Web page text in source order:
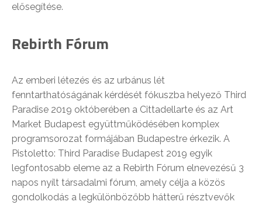
elősegítése.
Rebirth Fórum
Az emberi létezés és az urbánus lét
fenntarthatóságának kérdését fókuszba helyező Third
Paradise 2019 októberében a Cittadellarte és az Art
Market Budapest együttműködésében komplex
programsorozat formájában Budapestre érkezik. A
Pistoletto: Third Paradise Budapest 2019 egyik
legfontosabb eleme az a Rebirth Fórum elnevezésű 3
napos nyílt társadalmi fórum, amely célja a közös
gondolkodás a legkülönbözőbb hátterű résztvevők